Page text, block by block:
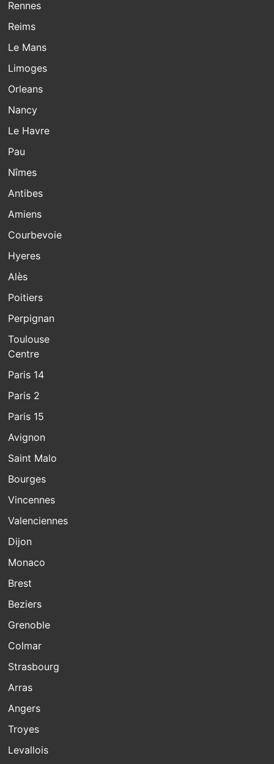
Rennes
Reims
Le Mans
Limoges
Orleans
Nancy
Le Havre
Pau
Nîmes
Antibes
Amiens
Courbevoie
Hyeres
Alès
Poitiers
Perpignan
Toulouse
Centre
Paris 14
Paris 2
Paris 15
Avignon
Saint Malo
Bourges
Vincennes
Valenciennes
Dijon
Monaco
Brest
Beziers
Grenoble
Colmar
Strasbourg
Arras
Angers
Troyes
Levallois